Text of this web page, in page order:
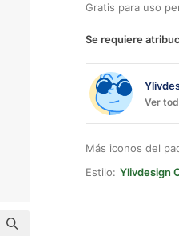
Gratis para uso
Se requiere
Ver
Más iconos del
Estilo: Ylivdesign